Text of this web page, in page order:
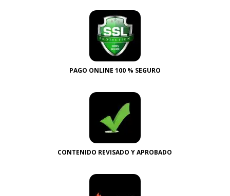
PAGO ONLINE 100 % SEGURO
CONTENIDO REVISADO Y APROBADO